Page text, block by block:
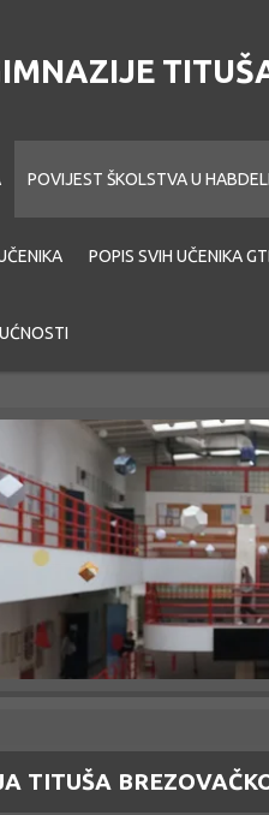
POVIJEST ŠKOLSTVA U
POPIS SVIH UČENIKA
TITUŠA